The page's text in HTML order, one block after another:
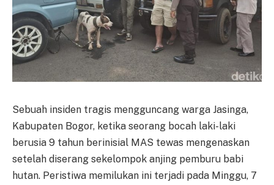
Sebuah insiden tragis mengguncang warga Jasinga,
Kabupaten Bogor, ketika seorang bocah laki-laki
berusia 9 tahun berinisial MAS tewas mengenaskan
setelah diserang sekelompok anjing pemburu babi
hutan. Peristiwa memilukan ini terjadi pada Minggu, 7